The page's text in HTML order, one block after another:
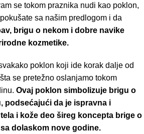
se tokom praznika nudi kao poklon,
sa našim predlogom i da
brigu o nekom i dobre navike
kozmetike.
poklon koji ide korak dalje od
se pretežno oslanjamo tokom
Ovaj poklon simbolizuje brigu o
podsećajući da je ispravna i
i kože deo šireg koncepta brige o
dolaskom nove godine.